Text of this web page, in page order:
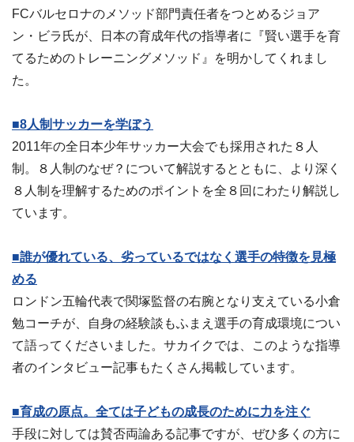
FCバルセロナのメソッド部門責任者をつとめるジョア
ン・ビラ氏が、日本の育成年代の指導者に『賢い選手を育
てるためのトレーニングメソッド』を明かしてくれまし
た。
■8人制サッカーを学ぼう
2011年の全日本少年サッカー大会でも採用された８人
制。８人制のなぜ？について解説するとともに、より深く
８人制を理解するためのポイントを全８回にわたり解説し
ています。
■誰が優れている、劣っているではなく選手の特徴を見極
める
ロンドン五輪代表で関塚監督の右腕となり支えている小倉
勉コーチが、自身の経験談もふまえ選手の育成環境につい
て語ってくださいました。サカイクでは、このような指導
者のインタビュー記事もたくさん掲載しています。
■育成の原点。全ては子どもの成長のために力を注ぐ
手段に対しては賛否両論ある記事ですが、ぜひ多くの方に